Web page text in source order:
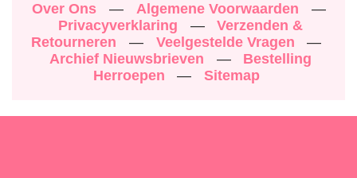
Over Ons — Algemene Voorwaarden
—
Privacyverklaring
—
Verzenden &
Retourneren
— Veelgestelde Vragen
—
Archief Nieuwsbrieven
—
Bestelling
Herroepen
— Sitemap